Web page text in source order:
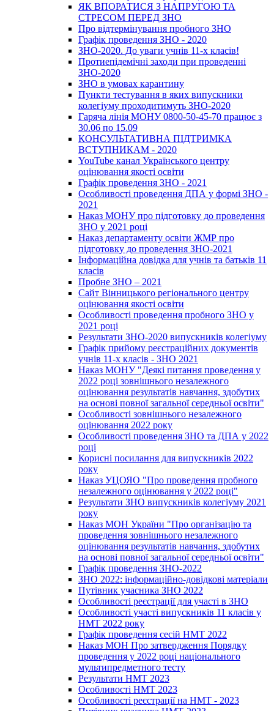
ЯК ВПОРАТИСЯ З НАПРУГОЮ ТА
СТРЕСОМ ПЕРЕД ЗНО
Про відтермінування пробного ЗНО
Графік проведення ЗНО - 2020
ЗНО-2020. До уваги учнів 11-х класів!
Протиепідемічні заходи при проведенні
ЗНО-2020
ЗНО в умовах карантину
Пункти тестування в яких випускники
колегіуму проходитимуть ЗНО-2020
Гаряча лінія МОНУ 0800-50-45-70 працює з
30.06 по 15.09
КОНСУЛЬТАТИВНА ПІДТРИМКА
ВСТУПНИКАМ - 2020
YouTube канал Українського центру
оцінювання якості освіти
Графік проведення ЗНО - 2021
Особливості проведення ДПА у формі ЗНО -
2021
Наказ МОНУ про підготовку до проведення
ЗНО у 2021 році
Наказ департаменту освіти ЖМР про
підготовку до проведення ЗНО-2021
Інформаційна довідка для учнів та батьків 11
класів
Пробне ЗНО – 2021
Сайт Вінницького регіонального центру
оцінювання якості освіти
Особливості проведення пробного ЗНО у
2021 році
Результати ЗНО-2020 випускників колегіуму
Графік прийому реєстраційних документів
учнів 11-х класів - ЗНО 2021
Наказ МОНУ "Деякі питання проведення у
2022 році зовнішнього незалежного
оцінювання результатів навчання, здобутих
на основі повної загальної середньої освіти"
Особливості зовнішнього незалежного
оцінювання 2022 року
Особливості проведення ЗНО та ДПА у 2022
році
Корисні посилання для випускників 2022
року
Наказ УЦОЯО "Про проведення пробного
незалежного оцінювання у 2022 році"
Результати ЗНО випускників колегіуму 2021
року
Наказ МОН України "Про організацію та
проведення зовнішнього незалежного
оцінювання результатів навчання, здобутих
на основі повної загальної середньої освіти"
Графік проведення ЗНО-2022
ЗНО 2022: інформаційно-довідкові матеріали
Путівник учасника ЗНО 2022
Особливості реєстрації для участі в ЗНО
Особливості участі випускників 11 класів у
НМТ 2022 року
Графік проведення сесій НМТ 2022
Наказ МОН Про затвердження Порядку
проведення у 2022 році національного
мультипредметного тесту
Результати НМТ 2023
Особливості НМТ 2023
Особливості реєстрації на НМТ - 2023